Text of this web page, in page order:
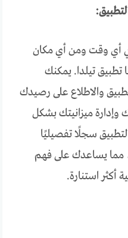
أي وقت ومن أي مكان
تطبيق تيلدا. يمكنك
والاطلاع على رصيدك
وإدارة ميزانيتك بشكل
سجلًا تفصيليًا
مما يساعدك على فهم
أكثر استنارة.